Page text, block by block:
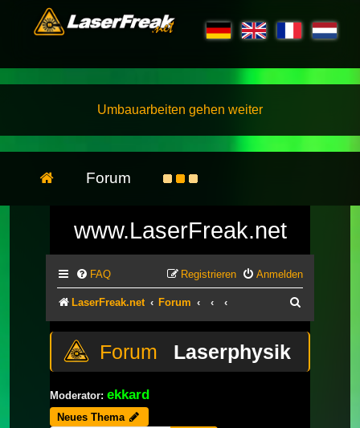
Umbauarbeiten gehen weiter
Forum
www.LaserFreak.net
FAQ Anmelden
Registrieren
LaserFreak.net Forum
Laserphysik
Moderator: ekkard
Neues Thema